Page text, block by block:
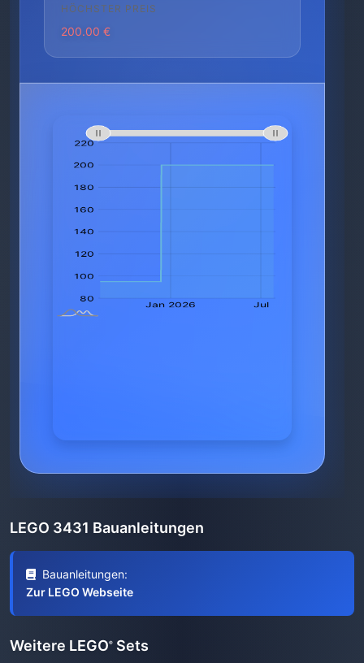
HÖCHSTER PREIS
200.00 €
LEGO 3431 Bauanleitungen
Bauanleitungen:
Zur LEGO Webseite
Weitere LEGO® Sets